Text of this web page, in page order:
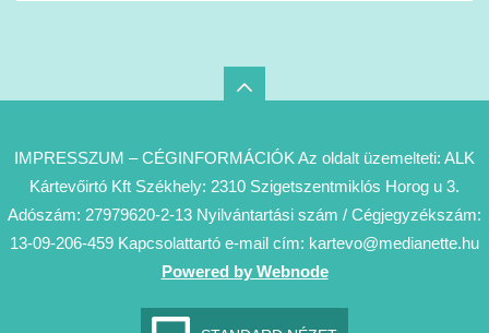
IMPRESSZUM – CÉGINFORMÁCIÓK Az oldalt üzemelteti: ALK
Kártevőirtó Kft Székhely: 2310 Szigetszentmiklós Horog u 3.
Adószám: 27979620-2-13 Nyilvántartási szám / Cégjegyzékszám:
13-09-206-459 Kapcsolattartó e-mail cím: kartevo@medianette.hu
Powered by Webnode